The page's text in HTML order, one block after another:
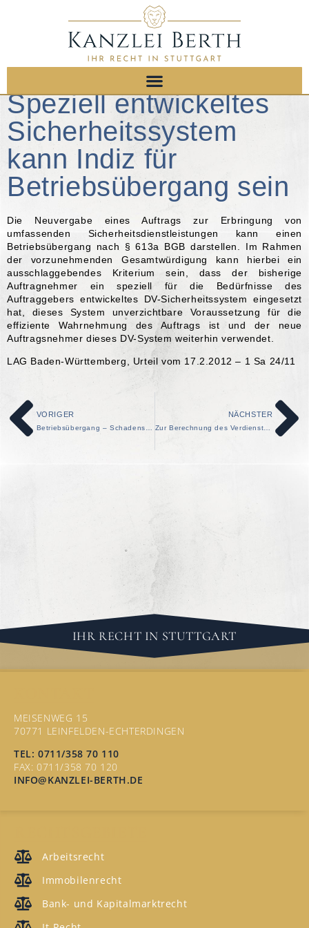
Speziell entwickeltes
Sicherheitssystem
kann Indiz für
Betriebsübergang sein
Die Neuvergabe eines Auftrags zur Erbringung von
umfassenden Sicherheitsdienstleistungen kann einen
Betriebsübergang nach § 613a BGB darstellen. Im Rahmen
der vorzunehmenden Gesamtwürdigung kann hierbei ein
ausschlaggebendes Kriterium sein, dass der bisherige
Auftragnehmer ein speziell für die Bedürfnisse des
Auftraggebers entwickeltes DV-Sicherheitssystem eingesetzt
hat, dieses System unverzichtbare Voraussetzung für die
effiziente Wahrnehmung des Auftrags ist und der neue
Auftragsnehmer dieses DV-System weiterhin verwendet.
LAG Baden-Württemberg, Urteil vom 17.2.2012 – 1 Sa 24/11
VORIGER NÄCHSTER
IHR RECHT IN STUTTGART
MEISENWEG 15
70771 LEINFELDEN-ECHTERDINGEN
TEL: 0711/358 70 110
FAX: 0711/358 70 120
INFO@KANZLEI-BERTH.DE
Arbeitsrecht
Immobilenrecht
Bank- und Kapitalmarktrecht